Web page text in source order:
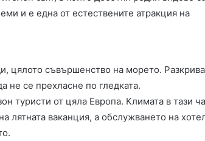
и е една от естествените атракция на
цялото съвършенство на морето.
не се прехласне по гледката.
туристи от цяла Европа. Климата в тази
лятната ваканция, а обслужването на